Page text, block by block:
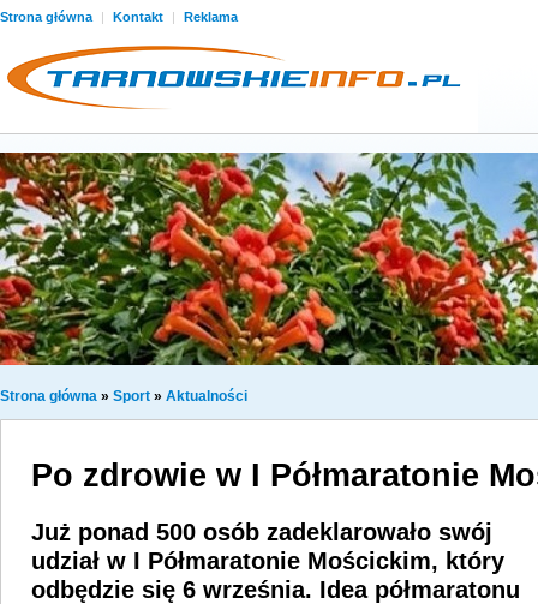
Strona główna | Kontakt | Reklama
Strona główna » Sport » Aktualności
Po zdrowie w I Półmaratonie
Już ponad 500 osób zadeklarowało swój
udział w I Półmaratonie Mościckim, który
odbędzie się 6 września. Idea półmaratonu